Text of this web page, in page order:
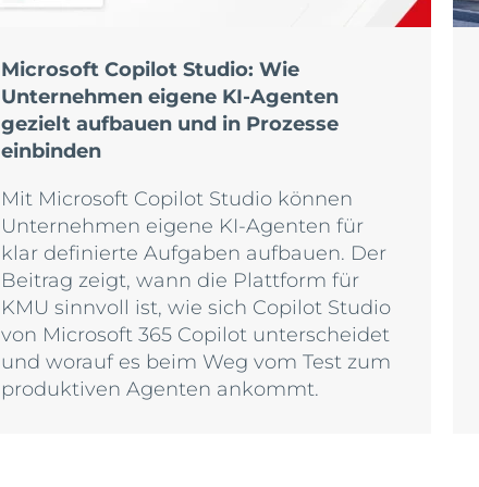
Microsoft Copilot Studio: Wie
Unternehmen eigene KI-Agenten
gezielt aufbauen und in Prozesse
einbinden
Mit Microsoft Copilot Studio können
Unternehmen eigene KI-Agenten für
klar definierte Aufgaben aufbauen. Der
Beitrag zeigt, wann die Plattform für
KMU sinnvoll ist, wie sich Copilot Studio
von Microsoft 365 Copilot unterscheidet
und worauf es beim Weg vom Test zum
produktiven Agenten ankommt.